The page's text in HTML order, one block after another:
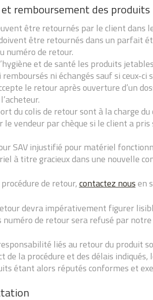
remboursement des produits
être retournés par le client dans
être retournés dans un parfait
numéro de retour.
et de santé les produits
ni échangés sauf si ceux-ci
le retour après ouverture d’un
du colis de retour sont à la charge
le vendeur par chèque si le client a
SAV injustifié pour matériel
à titre gracieux dans une nouvelle
de retour,contactez nousen
devra impérativement figurer
numéro de retour sera refusé par
liés au retour du produit
de la procédure et des délais
étant alors réputés conformes et